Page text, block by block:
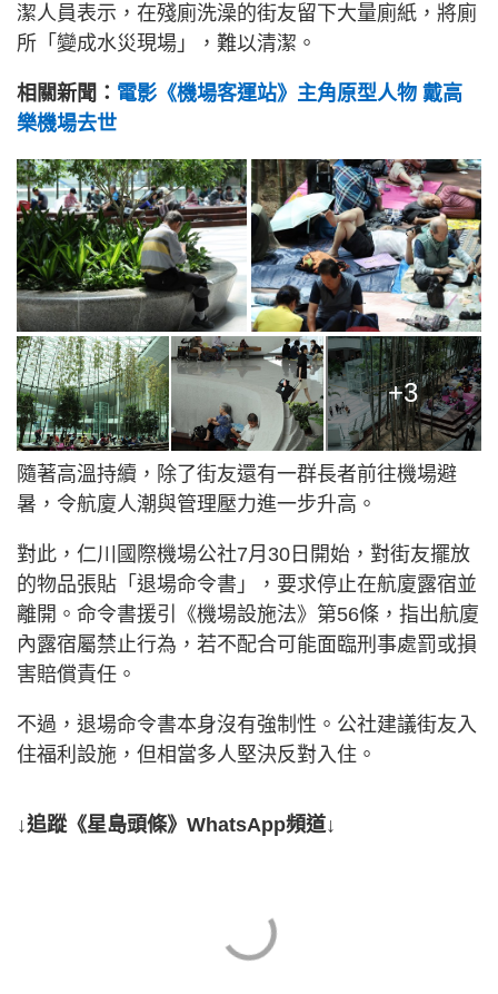
潔人員表示，在殘廁洗澡的街友留下大量廁紙，將廁
所「變成水災現場」，難以清潔。
相關新聞： 電影《機場客運站》主角原型人物 戴高
樂機場去世
+3
隨著高溫持續，除了街友還有一群長者前往機場避
暑，令航廈人潮與管理壓力進一步升高。
對此，仁川國際機場公社7月30日開始，對街友擺放
的物品張貼「退場命令書」，要求停止在航廈露宿並
離開。命令書援引《機場設施法》第56條，指出航廈
內露宿屬禁止行為，若不配合可能面臨刑事處罰或損
害賠償責任。
不過，退場命令書本身沒有強制性。公社建議街友入
住福利設施，但相當多人堅決反對入住。
↓追蹤《星島頭條》WhatsApp頻道↓